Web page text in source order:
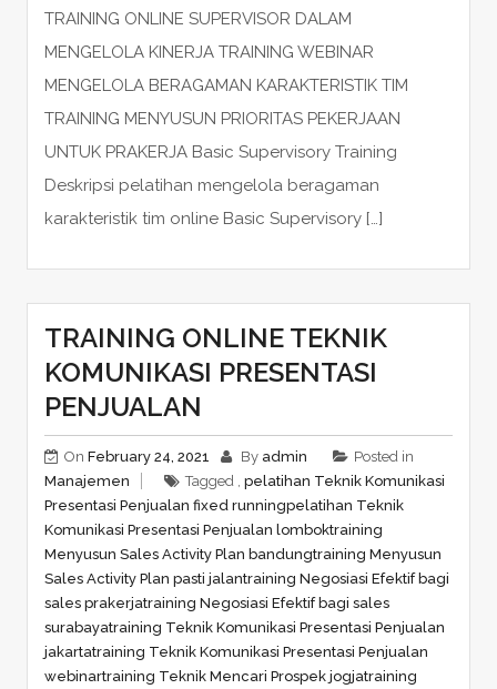
TRAINING ONLINE SUPERVISOR DALAM
MENGELOLA KINERJA TRAINING WEBINAR
MENGELOLA BERAGAMAN KARAKTERISTIK TIM
TRAINING MENYUSUN PRIORITAS PEKERJAAN
UNTUK PRAKERJA Basic Supervisory Training
Deskripsi pelatihan mengelola beragaman
karakteristik tim online Basic Supervisory […]
TRAINING ONLINE TEKNIK
KOMUNIKASI PRESENTASI
PENJUALAN
On February 24, 2021 By admin
Posted in
Manajemen
Tagged , pelatihan Teknik Komunikasi
Presentasi Penjualan fixed runningpelatihan Teknik
Komunikasi Presentasi Penjualan lomboktraining
Menyusun Sales Activity Plan bandungtraining Menyusun
Sales Activity Plan pasti jalantraining Negosiasi Efektif bagi
sales prakerjatraining Negosiasi Efektif bagi sales
surabayatraining Teknik Komunikasi Presentasi Penjualan
jakartatraining Teknik Komunikasi Presentasi Penjualan
webinartraining Teknik Mencari Prospek jogjatraining